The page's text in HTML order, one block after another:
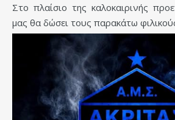
Στο πλαίσιο της καλοκαιρινής
μας θα δώσει τους παρακάτω